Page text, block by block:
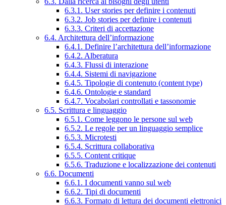
6.3.1. User stories per definire i contenuti
6.3.2. Job stories per definire i contenuti
6.3.3. Criteri di accettazione
6.4. Architettura dell’informazione
6.4.1. Definire l’architettura dell’informazione
6.4.2. Alberatura
6.4.3. Flussi di interazione
6.4.4. Sistemi di navigazione
6.4.5. Tipologie di contenuto (content type)
6.4.6. Ontologie e standard
6.4.7. Vocabolari controllati e tassonomie
6.5. Scrittura e linguaggio
6.5.1. Come leggono le persone sul web
6.5.2. Le regole per un linguaggio semplice
6.5.3. Microtesti
6.5.4. Scrittura collaborativa
6.5.5. Content critique
6.5.6. Traduzione e localizzazione dei contenuti
6.6. Documenti
6.6.1. I documenti vanno sul web
6.6.2. Tipi di documenti
6.6.3. Formato di lettura dei documenti elettronici